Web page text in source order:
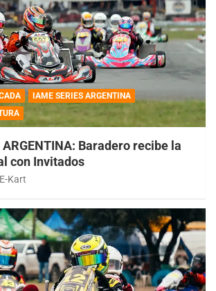
IAME SERIES ARGENTINA
ARGENTINA: Baradero recibe la
con Invitados
E-Kart